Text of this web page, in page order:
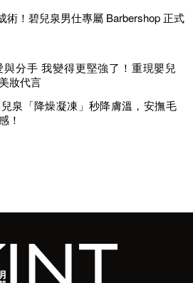
術！碧兒泉男仕專屬 Barbershop 正式
分手 我變得更堅強了！重現嬰兒
妝代言
泉「降燥凝凍」秒降膚溫，安撫毛
！